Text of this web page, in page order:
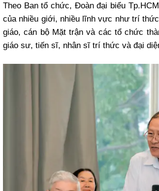
Theo Ban tổ chức, Đoàn đại biểu
của nhiều giới, nhiều lĩnh vực như trí
giáo, cán bộ Mặt trận và các tổ chức
giáo sư, tiến sĩ, nhân sĩ trí thức và đại